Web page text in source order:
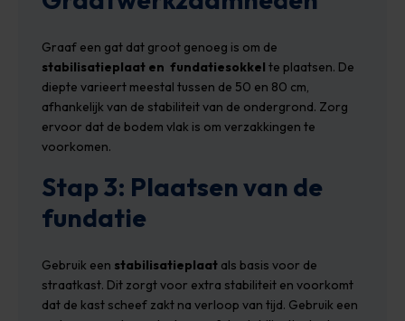
Graaf een gat dat groot genoeg is om de
stabilisatieplaat en fundatiesokkel te plaatsen. De
diepte varieert meestal tussen de 50 en 80 cm,
afhankelijk van de stabiliteit van de ondergrond. Zorg
ervoor dat de bodem vlak is om verzakkingen te
voorkomen.
Stap 3: Plaatsen van de
fundatie
Gebruik een stabilisatieplaat als basis voor de
straatkast. Dit zorgt voor extra stabiliteit en voorkomt
dat de kast scheef zakt na verloop van tijd. Gebruik een